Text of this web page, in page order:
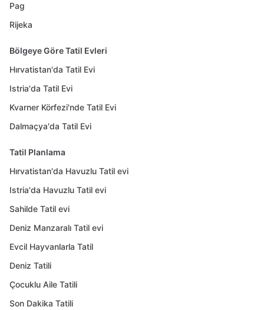
Pag
Rijeka
Bölgeye Göre Tatil Evleri
Hırvatistan'da Tatil Evi
Istria'da Tatil Evi
Kvarner Körfezi'nde Tatil Evi
Dalmaçya'da Tatil Evi
Tatil Planlama
Hırvatistan'da Havuzlu Tatil evi
Istria'da Havuzlu Tatil evi
Sahilde Tatil evi
Deniz Manzaralı Tatil evi
Evcil Hayvanlarla Tatil
Deniz Tatili
Çocuklu Aile Tatili
Son Dakika Tatili